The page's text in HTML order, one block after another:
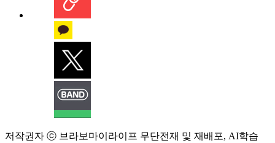
저작권자 ⓒ 브라보마이라이프 무단전재 및 재배포, AI학습